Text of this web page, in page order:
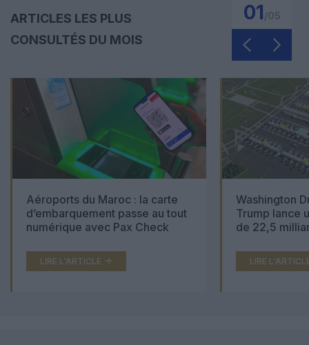
ARTICLES LES PLUS
CONSULTÉS DU MOIS
01
Aéroports du Maroc : la carte
d’embarquement passe au tout
numérique avec Pax Check
LIRE L'ARTICLE
Washington
Trump lance
de 22,5
LIRE